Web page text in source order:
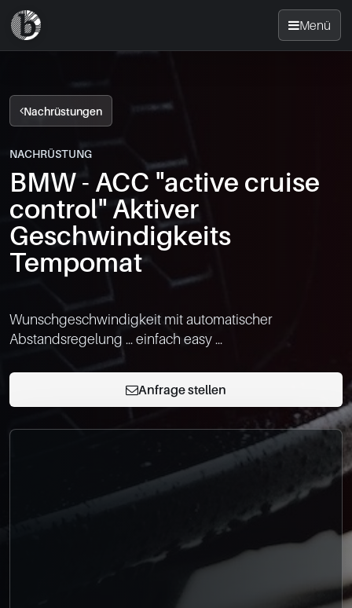
Menü
Startseite
Nachrüsten
News
FAQ
Standorte
Kontakt
info@bimmer-manufaktur.de
Nachrüstungen
NACHRÜSTUNG
BMW - ACC "active cruise
control" Aktiver
Geschwindigkeits
Tempomat
Wunschgeschwindigkeit mit automatischer
Abstandsregelung ... einfach easy ...
Anfrage stellen